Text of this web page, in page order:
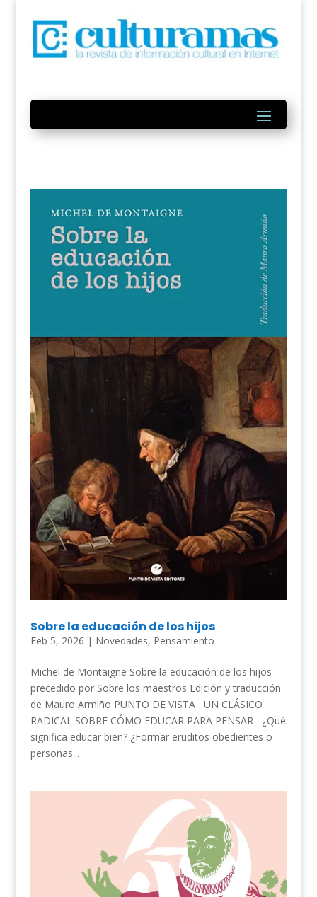
Sobre la educación de los hijos
Feb 5, 2026 | Novedades, Pensamiento
Michel de Montaigne Sobre la educación de los hijos
precedido por Sobre los maestros Edición y traducción
de Mauro Armiño PUNTO DE VISTA UN CLÁSICO
RADICAL SOBRE CÓMO EDUCAR PARA PENSAR ¿Qué
significa educar bien? ¿Formar eruditos obedientes o
personas...